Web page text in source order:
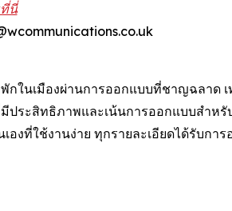
ที่นี่
ในเมืองผ่านการออกแบบที่ชาญฉลาด เ
ระสิทธิภาพและเน้นการออกแบบสำหรั
ที่ใช้งานง่าย ทุกรายละเอียดได้รับการ